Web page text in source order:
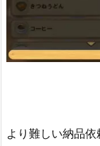
より難しい納品依